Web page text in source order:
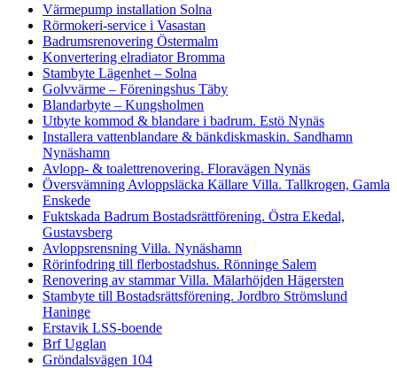
Värmepump installation Solna
Rörmokeri-service i Vasastan
Badrumsrenovering Östermalm
Konvertering elradiator Bromma
Stambyte Lägenhet – Solna
Golvvärme – Föreningshus Täby
Blandarbyte – Kungsholmen
Utbyte kommod & blandare i badrum. Estö Nynäs
Installera vattenblandare & bänkdiskmaskin. Sandhamn
Nynäshamn
Avlopp- & toalettrenovering. Floravägen Nynäs
Översvämning Avloppsläcka Källare Villa. Tallkrogen, Gamla
Enskede
Fuktskada Badrum Bostadsrättförening. Östra Ekedal,
Gustavsberg
Avloppsrensning Villa. Nynäshamn
Rörinfodring till flerbostadshus. Rönninge Salem
Renovering av stammar Villa. Mälarhöjden Hägersten
Stambyte till Bostadsrättsförening. Jordbro Strömslund
Haninge
Erstavik LSS-boende
Brf Ugglan
Gröndalsvägen 104